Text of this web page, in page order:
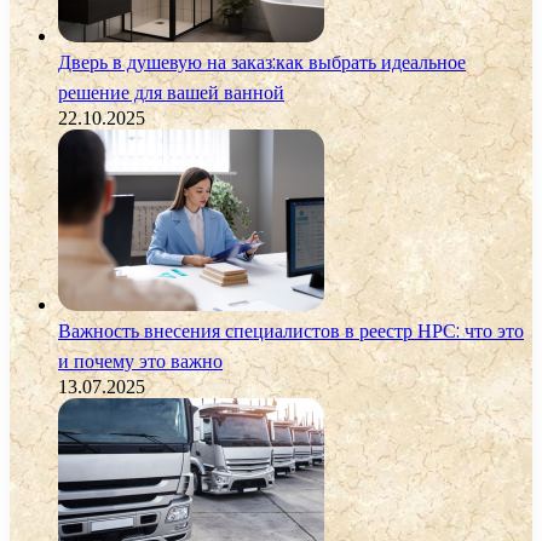
Дверь в душевую на заказ:как выбрать идеальное
решение для вашей ванной
22.10.2025
Важность внесения специалистов в реестр НРС: что это
и почему это важно
13.07.2025